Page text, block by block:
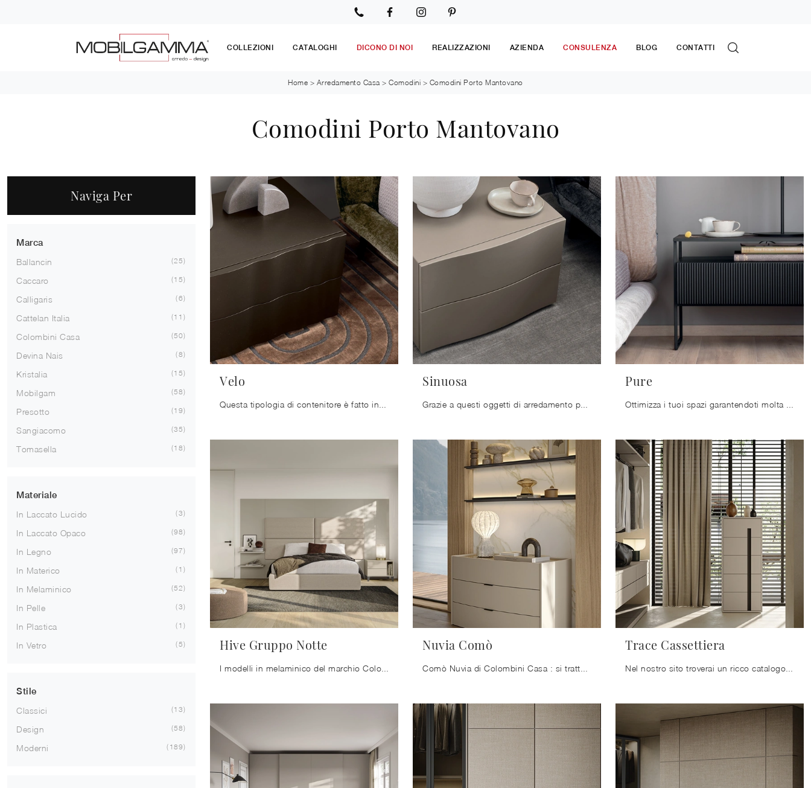
COLLEZIONI CATALOGHI DICONO DI NOI REALIZZAZIONI AZIENDA CONSULENZA BLOG CONTATTI
Home > Arredamento Casa >Comodini > Comodini Porto Mantovano
Comodini Porto Mantovano
Naviga Per
Marca
Ballancin
25
Caccaro 15
Calligaris 6
Cattelan Italia 11
Colombini Casa 50
Devina Nais 8
Kristalia 15
Mobilgam 58
Presotto 19
Sangiacomo 35
Tomasella 18
Materiale
In Laccato Lucido
3
In Laccato Opaco 98
In Legno 97
In Materico 1
In Melaminico 52
In Pelle 3
In Plastica 1
In Vetro 5
Stile
Classici
13
Design 58
Moderni 189
Velo Sinuosa Pure
Hive Gruppo Notte Nuvia Comò Trace Cassettiera